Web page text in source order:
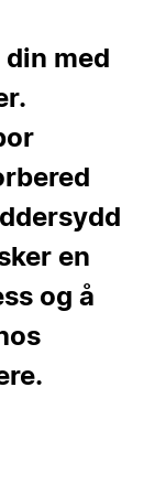
med
en
og å